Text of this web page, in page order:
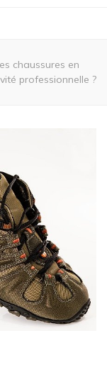
chaussures en
professionnelle ?